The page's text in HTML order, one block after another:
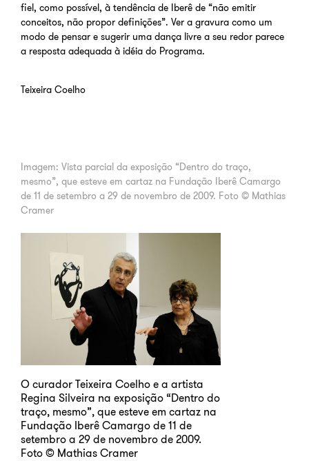
fiel, como possível, à tendência de Iberê de “não emitir
conceitos, não propor definições”. Ver a gravura como um
modo de pensar e sugerir uma dança livre a seu redor parece
a resposta adequada à idéia do Programa.
Teixeira Coelho
Imagem: Vista parcial da exposição “Dentro do traço,
mesmo”, que esteve em cartaz na Fundação Iberê Camargo
de 11 de setembro a 29 de novembro de 2009. Foto © Mathias
Cramer
O curador Teixeira Coelho e a artista
Regina Silveira na exposição “Dentro do
traço, mesmo”, que esteve em cartaz na
Fundação Iberê Camargo de 11 de
setembro a 29 de novembro de 2009.
Foto © Mathias Cramer